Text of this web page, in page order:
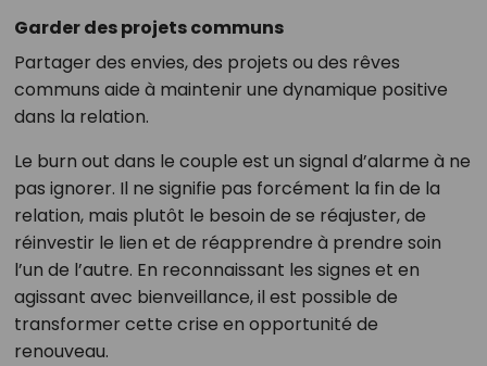
Garder des projets communs
Partager des envies, des projets ou des rêves
communs aide à maintenir une dynamique positive
dans la relation.
Le burn out dans le couple est un signal d’alarme à ne
pas ignorer. Il ne signifie pas forcément la fin de la
relation, mais plutôt le besoin de se réajuster, de
réinvestir le lien et de réapprendre à prendre soin
l’un de l’autre. En reconnaissant les signes et en
agissant avec bienveillance, il est possible de
transformer cette crise en opportunité de
renouveau.